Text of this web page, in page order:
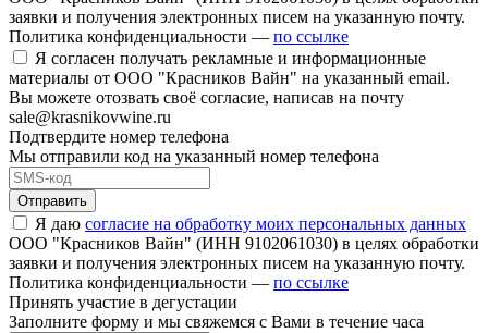
заявки и получения электронных писем на указанную почту.
Политика конфиденциальности — по ссылке
Я согласен получать рекламные и информационные
материалы от ООО "Красников Вайн" на указанный email.
Вы можете отозвать своё согласие, написав на почту
sale@krasnikovwine.ru
Подтвердите номер телефона
Мы отправили код на указанный номер телефона
Отправить
Я даю согласие на обработку моих персональных данных
ООО "Красников Вайн" (ИНН 9102061030) в целях обработки
заявки и получения электронных писем на указанную почту.
Политика конфиденциальности — по ссылке
Принять участие в дегустации
Заполните форму и мы свяжемся с Вами в течение часа